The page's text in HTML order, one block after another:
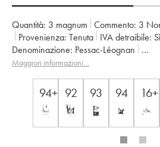
Quantità: 3 magnum Commento: 3
Provenienza: tenuta IVA detraibile: sì
Denominazione: Pessac-Léognan
Classificazione:
Cru Classé de Graves
Maggiori informazioni…
94+ 92 93 94 16+